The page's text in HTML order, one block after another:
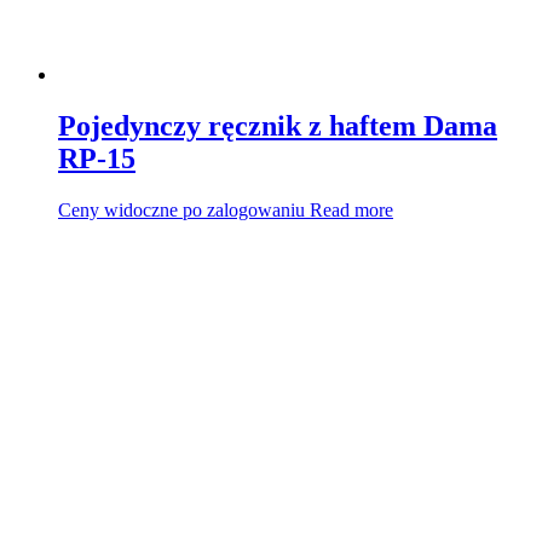
Pojedynczy ręcznik z haftem Dama
RP-15
Ceny widoczne po zalogowaniu Read more